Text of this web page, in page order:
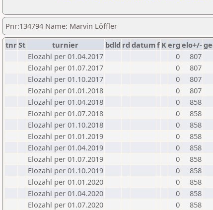
Pnr:134794 Name: Marvin Löffler
tnrSt turnier bdld rd datumf Kerg elo+/-
Elozahl per 01.04.2017
0
807
Elozahl per 01.07.2017
0
807
Elozahl per 01.10.2017
0
807
Elozahl per 01.01.2018
0
807
Elozahl per 01.04.2018
0
858
Elozahl per 01.07.2018
0
858
Elozahl per 01.10.2018
0
858
Elozahl per 01.01.2019
0
858
Elozahl per 01.04.2019
0
858
Elozahl per 01.07.2019
0
858
Elozahl per 01.10.2019
0
858
Elozahl per 01.01.2020
0
858
Elozahl per 01.04.2020
0
858
Elozahl per 01.07.2020
0
858